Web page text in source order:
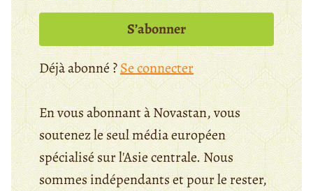
S’abonner
Déjà abonné ?Se connecter
En vous abonnant à Novastan, vous
soutenez le seul média européen
spécialisé sur l'Asie centrale. Nous
sommes indépendants et pour le rester,